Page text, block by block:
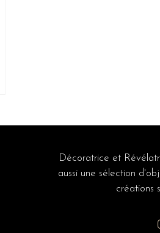
Décoratrice et
aussi une sélection
créations